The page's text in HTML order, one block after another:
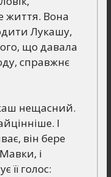
життя. Вона
Лукашу,
що давала
справжнє
нещасний.
І
він бере
і
її голос: